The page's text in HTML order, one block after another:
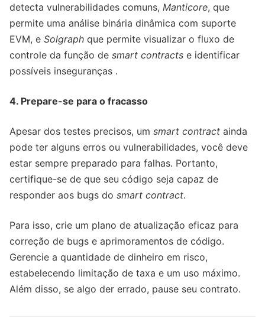
detecta vulnerabilidades comuns, Manticore, que
permite uma análise binária dinâmica com suporte
EVM, e Solgraph que permite visualizar o fluxo de
controle da função de smart contracts e identificar
possíveis inseguranças .
4. Prepare-se para o fracasso
Apesar dos testes precisos, um smart contract ainda
pode ter alguns erros ou vulnerabilidades, você deve
estar sempre preparado para falhas. Portanto,
certifique-se de que seu código seja capaz de
responder aos bugs do smart contract.
Para isso, crie um plano de atualização eficaz para
correção de bugs e aprimoramentos de código.
Gerencie a quantidade de dinheiro em risco,
estabelecendo limitação de taxa e um uso máximo.
Além disso, se algo der errado, pause seu contrato.